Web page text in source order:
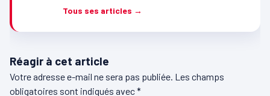
Tous ses articles →
Réagir à cet article
Votre adresse e-mail ne sera pas publiée. Les champs
obligatoires sont indiqués avec*